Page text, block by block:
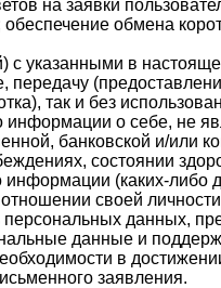
на заявки
обмена
указанными в
так и без
о себе, не
банковской и/или
состоянии
(каких-либо
своей
данных,
данные и
в
заявления.